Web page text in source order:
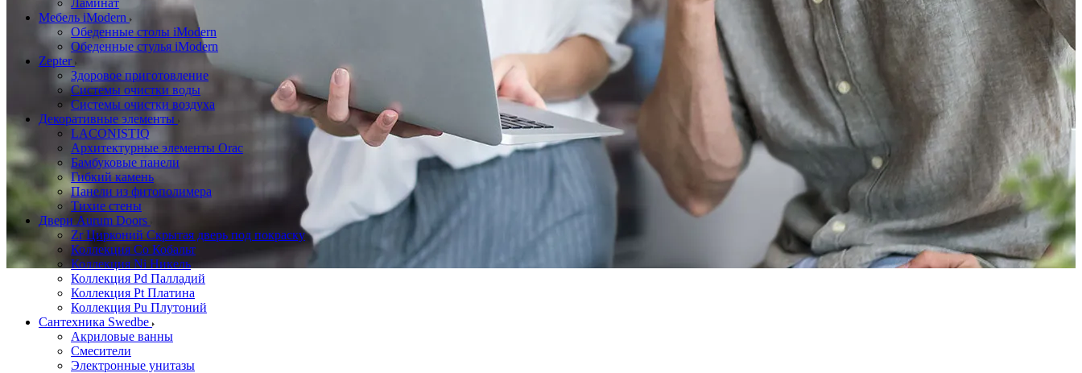
Ламинат
Мебель iModern
Обеденные столы iModern
Обеденные стулья iModern
Zepter
Здоровое приготовление
Системы очистки воды
Системы очистки воздуха
Декоративные элементы
LACONISTIQ
Архитектурные элементы Orac
Бамбуковые панели
Гибкий камень
Панели из фитополимера
Тихие стены
Двери Aurum Doors
Zr Цирконий Скрытая дверь под покраску
Коллекция Co Кобальт
Коллекция Ni Никель
Коллекция Pd Палладий
Коллекция Pt Платина
Коллекция Pu Плутоний
Сантехника Swedbe
Акриловые ванны
Смесители
Электронные унитазы